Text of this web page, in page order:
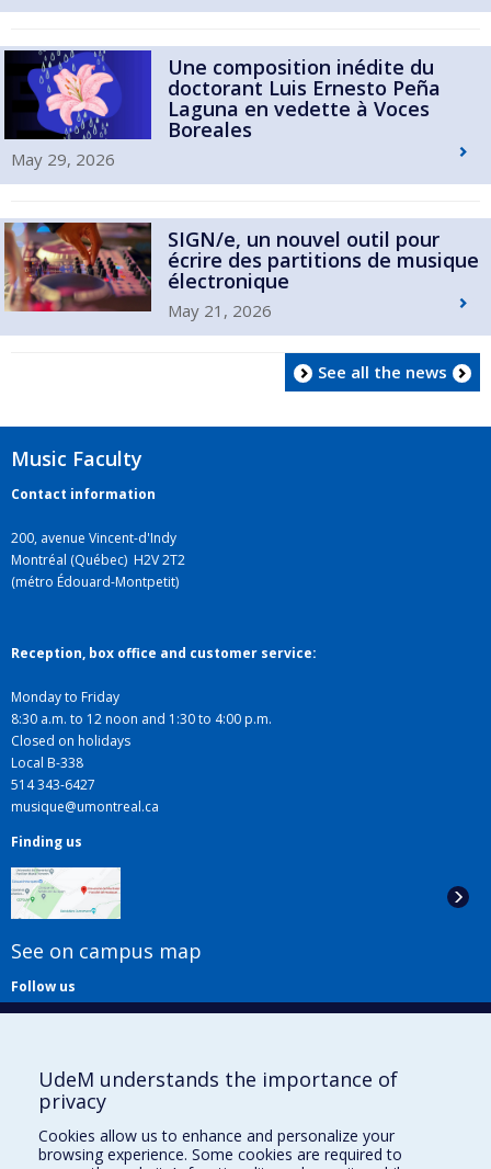
Une composition inédite du
doctorant Luis Ernesto Peña
Laguna en vedette à Voces
Boreales
May 29, 2026
SIGN/e, un nouvel outil pour
écrire des partitions de musique
électronique
May 21, 2026
See all the news
Music Faculty
Contact information
200, avenue Vincent-d'Indy
Montréal (Québec) H2V 2T2
(métro Édouard-Montpetit)
Reception, box office and customer service:
Monday to Friday
8:30 a.m. to 12 noon and 1:30 to 4:00 p.m.
Closed on holidays
Local B-338
514 343-6427
musique@umontreal.ca
Finding us
See on campus map
Follow us
Useful links
UdeM understands the importance of
privacy
Cookies allow us to enhance and personalize your
browsing experience. Some cookies are required to